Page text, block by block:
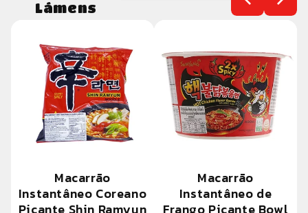
Lámens
Macarrão
Instantâneo Coreano
Picante Shin Ramyun
Macarrão
Instantâneo de
Frango Picante Bowl